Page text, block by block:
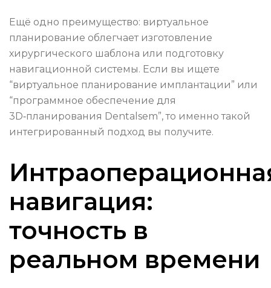
Ещё одно преимущество: виртуальное
планирование облегчает изготовление
хирургического шаблона или подготовку
навигационной системы. Если вы ищете
“виртуальное планирование имплантации” или
“программное обеспечение для
3D‑планирования Dentalsem”, то именно такой
интегрированный подход вы получите.
навигация:
точность в
реальном времени